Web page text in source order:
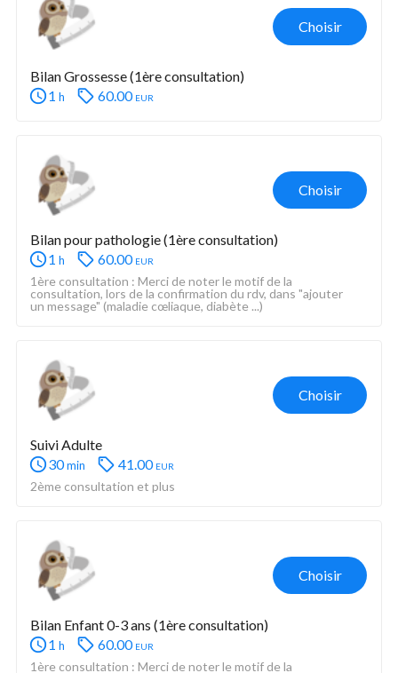
Choisir
Bilan Grossesse (1ère consultation)
1 h 60.00 eur
Choisir
Bilan pour pathologie (1ère consultation)
1 h 60.00 eur
1ère consultation : Merci de noter le motif de la
consultation, lors de la confirmation du rdv, dans "ajouter
un message" (maladie cœliaque, diabète ...)
Choisir
Suivi Adulte
30min 41.00 eur
2ème consultation et plus
Choisir
Bilan Enfant 0-3 ans (1ère consultation)
1 h 60.00 eur
1ère consultation : Merci de noter le motif de la